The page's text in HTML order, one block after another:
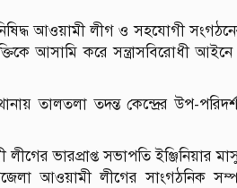
আওয়ামী লীগ ও সহযোগী
আসামি করে সন্ত্রাসবিরোধী
তালতলা তদন্ত কেন্দ্রের উপ-
ভারপ্রাপ্ত সভাপতি ইঞ্জিনিয়ার
আওয়ামী লীগের সাংগঠনিক